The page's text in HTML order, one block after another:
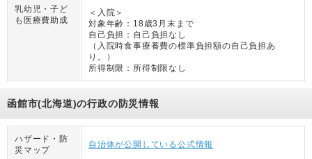
乳幼児・子ど
も医療費助成
＜入院＞
対象年齢： 18歳3月末まで
自己負担： 自己負担なし
（ 入院時食事療養費の標準負担額の自己負担あ
り。
）
所得制限： 所得制限なし
函館市(北海道)の行政の防災情報
ハザード・防
災マップ
自治体が公開している公式情報